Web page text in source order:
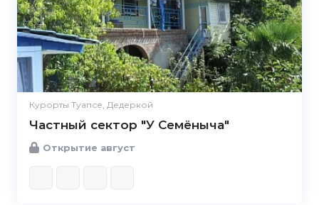
Курорты Туапсе, Дедеркой
Частный сектор "У Семёныча"
Открытие август